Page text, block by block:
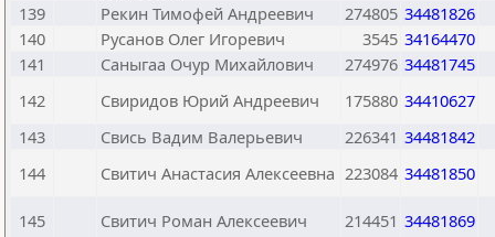
139
Рекин Тимофей Андреевич 274805 34481826
140
Русанов Олег Игоревич 3545 34164470
141
Саныгаа Очур Михайлович 274976 34481745
142
Свиридов Юрий Андреевич 175880 34410627
143
Свись Вадим Валерьевич 226341 34481842
144
Свитич Анастасия Алексеевна 223084 34481850
145 Свитич Роман Алексеевич 214451 34481869